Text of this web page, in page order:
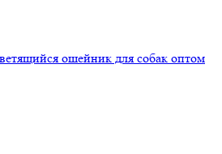
ошейник для собак оптом